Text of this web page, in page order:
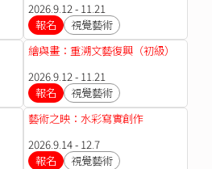
2026.9.12 - 11.21
報名
視覺藝術
繪與畫：重溯文藝復興（初級）
2026.9.12 - 11.21
報名
視覺藝術
藝術之映：水彩寫實創作
2026.9.14 - 12.7
報名
視覺藝術